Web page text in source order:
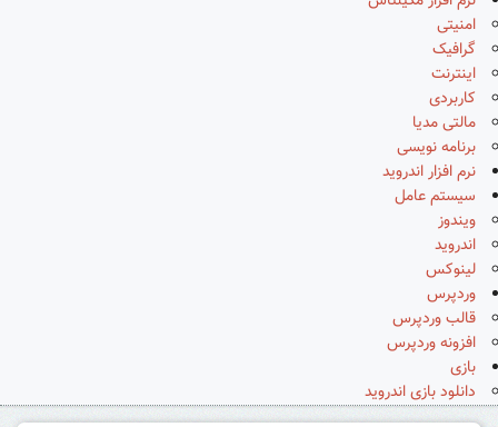
امنیتی
گرافیک
اینترنت
کاربردی
مالتی مدیا
برنامه نویسی
نرم افزار اندروید
سیستم عامل
ویندوز
اندروید
لینوکس
وردپرس
قالب وردپرس
افزونه وردپرس
بازی
دانلود بازی اندروید